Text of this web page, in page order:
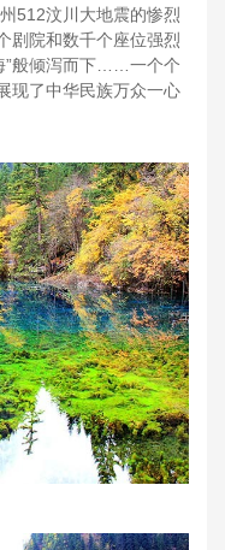
512汶川大地震的惨烈
剧院和数千个座位强烈
”般倾泻而下……一个个
现了中华民族万众一心